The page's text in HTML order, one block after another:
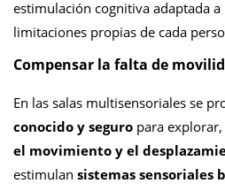
estimulación cognitiva adaptada a
limitaciones propias de cada
Compensar la falta de
En las salas multisensoriales se
conocido y seguro para explorar,
el movimiento y el
estimulan sistemas sensoriales